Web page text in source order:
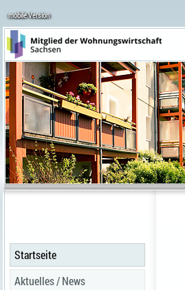
mobile Version
Startseite
Aktuelles / News